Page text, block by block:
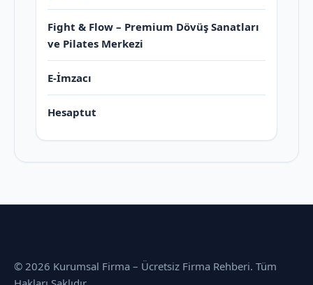
Fight & Flow – Premium Dövüş Sanatları
ve Pilates Merkezi
E-İmzacı
Hesaptut
© 2026 Kurumsal Firma – Ücretsiz Firma Rehberi. Tüm